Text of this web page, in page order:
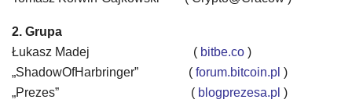
2. Grupa
Łukasz Madej
( bitbe.co )
„ShadowOfHarbringer”
( forum.bitcoin.pl )
„Prezes”
( blogprezesa.pl )